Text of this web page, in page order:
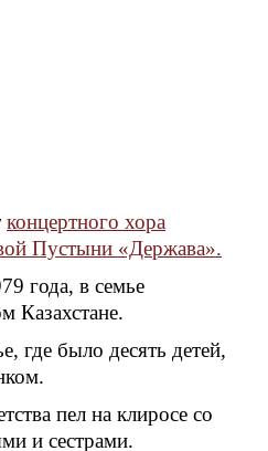
концертного хора
Пустыни «Держава».
года, в семье
Казахстане.
где было десять детей,
пел на клиросе со
и сестрами.